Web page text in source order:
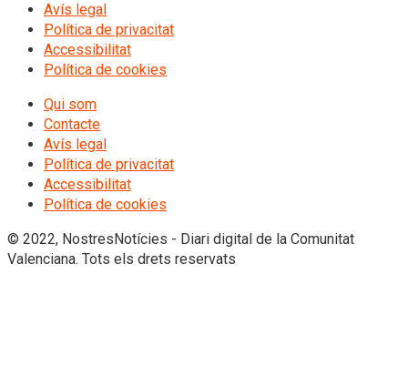
Avís legal
Política de privacitat
Accessibilitat
Política de cookies
Qui som
Contacte
Avís legal
Política de privacitat
Accessibilitat
Política de cookies
© 2022, NostresNotícies - Diari digital de la Comunitat
Valenciana. Tots els drets reservats